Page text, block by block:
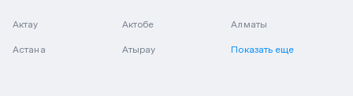
Актау Актобе Алматы
Астана Атырау Показать еще